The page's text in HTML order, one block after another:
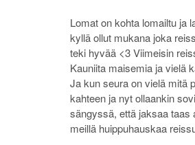
Lomat on kohta lomailtu ja
kyllä ollut mukana joka
teki hyvää <3 Viimeisin
Kauniita maisemia ja vielä
Ja kun seura on vielä mitä
kahteen ja nyt ollaankin
sängyssä, että jaksaa taas
meillä huippuhauskaa